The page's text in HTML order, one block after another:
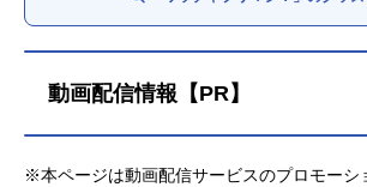
動画配信情報【PR】
※本ページは動画配信サービスのプロモーシ